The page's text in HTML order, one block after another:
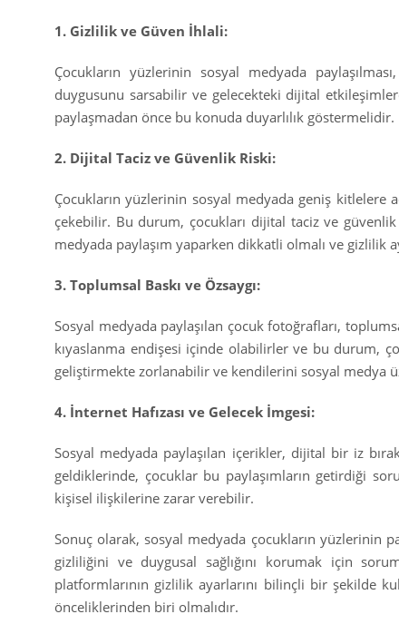
1. Gizlilik ve Güven İhlali:
Çocukların yüzlerinin sosyal medyada
duygusunu sarsabilir ve gelecekteki dijital
paylaşmadan önce bu konuda duyarlılık göstermelidir.
2. Dijital Taciz ve Güvenlik Riski:
Çocukların yüzlerinin sosyal medyada geniş
çekebilir. Bu durum, çocukları dijital taciz ve
medyada paylaşım yaparken dikkatli olmalı ve gizlilik
3. Toplumsal Baskı ve Özsaygı:
Sosyal medyada paylaşılan çocuk fotoğrafları,
kıyaslanma endişesi içinde olabilirler ve bu durum,
geliştirmekte zorlanabilir ve kendilerini sosyal medya
4. İnternet Hafızası ve Gelecek İmgesi:
Sosyal medyada paylaşılan içerikler, dijital bir iz
geldiklerinde, çocuklar bu paylaşımların getirdiği
kişisel ilişkilerine zarar verebilir.
Sonuç olarak, sosyal medyada çocukların yüzlerinin
gizliliğini ve duygusal sağlığını korumak için
platformlarının gizlilik ayarlarını bilinçli bir şekilde
önceliklerinden biri olmalıdır.